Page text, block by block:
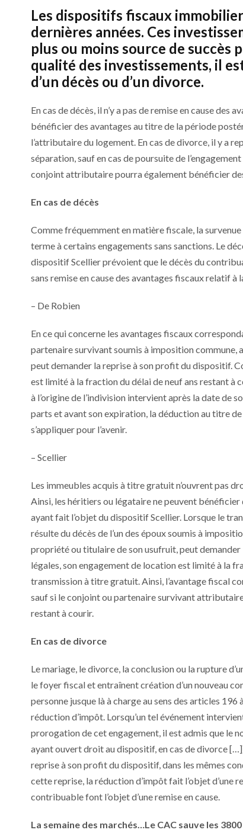
Les dispositifs fiscaux
dernières années. Ces
plus ou moins source de succès
qualité des investissements, il
d’un décès ou d’un divorce.
En cas de décès, il n’y a pas de remise en cause
bénéficier des avantages au titre de la période
l’attributaire du logement. En cas de divorce, il y a
séparation, sauf en cas de poursuite de
conjoint attributaire pourra également bénéficier
En cas de décès
Comme fréquemment en matière fiscale, la
terme à certains engagements sans sanctions. Le
dispositif Scellier prévoient que le décès du
sans remise en cause des avantages fiscaux relatif à
– De Robien
En ce qui concerne les avantages fiscaux
partenaire survivant soumis à imposition
peut demander la reprise à son profit du dispositif.
est limité à la fraction du délai de neuf ans restant à
à l’origine de l’indivision intervient après la date de
parts et avant son expiration, la déduction au titre
s’appliquer pour l’avenir.
– Scellier
Les immeubles acquis à titre gratuit n’ouvrent pas
Ainsi, les héritiers ou légataire ne peuvent
ayant fait l’objet du dispositif Scellier. Lorsque le
résulte du décès de l’un des époux soumis à
propriété ou titulaire de son usufruit, peut
légales, son engagement de location est limité à la
transmission à titre gratuit. Ainsi, l’avantage fiscal
sauf si le conjoint ou partenaire survivant
restant à courir.
En cas de divorce
Le mariage, le divorce, la conclusion ou la rupture
le foyer fiscal et entraînent création d’un nouveau
personne jusque là à charge au sens des articles
réduction d’impôt. Lorsqu’un tel événement
prorogation de cet engagement, il est admis que le
ayant ouvert droit au dispositif, en cas de divorce
reprise à son profit du dispositif, dans les mêmes
cette reprise, la réduction d’impôt fait l’objet d’une
contribuable font l’objet d’une remise en cause.
La semaine des marchés…Le CAC sauve les